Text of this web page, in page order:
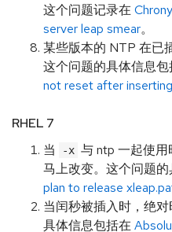
这个问题记录在
server leap smear。
某些版本的 NTP 在已
这个问题的具体信息包
not reset after
RHEL 7
当
-x 与 ntp 一起使
马上改变。这个问题
plan to release
当闰秒被插入时，绝
具体信息包括在